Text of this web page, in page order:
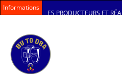
Informations
PRODUCTEURS ET RÉALISATEURS